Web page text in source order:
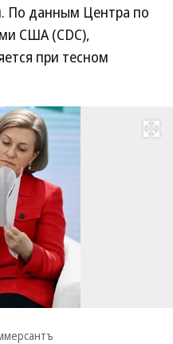
По данным Центра по
США (CDC),
при тесном
Развернуть